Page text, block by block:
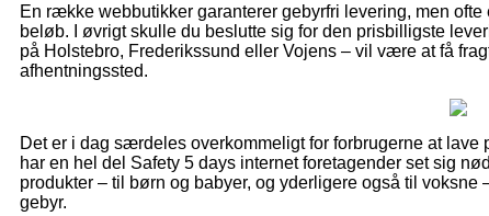
En række webbutikker garanterer gebyrfri levering, men
beløb. I øvrigt skulle du beslutte sig for den prisbilligste
på Holstebro, Frederikssund eller Vojens – vil være at få
afhentningssted.
Det er i dag særdeles overkommeligt for forbrugerne at
har en hel del Safety 5 days internet foretagender set sig
produkter – til børn og babyer, og yderligere også til
gebyr.